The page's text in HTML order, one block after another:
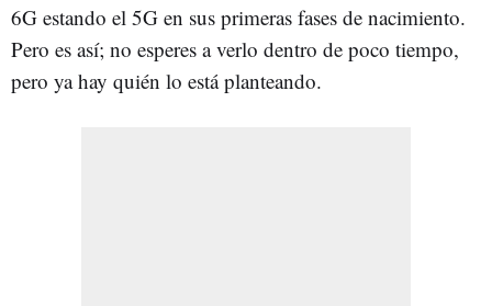
6G estando el 5G en sus primeras fases de nacimiento.
Pero es así; no esperes a verlo dentro de poco tiempo,
pero ya hay quién lo está planteando.